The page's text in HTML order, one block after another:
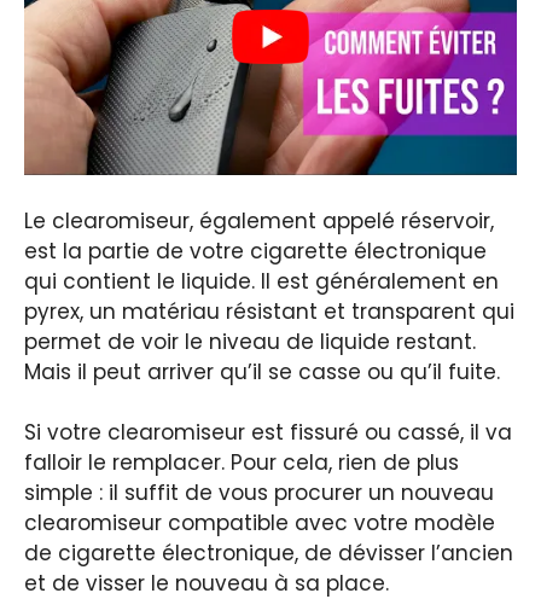
Le clearomiseur, également appelé réservoir,
est la partie de votre cigarette électronique
qui contient le liquide. Il est généralement en
pyrex, un matériau résistant et transparent qui
permet de voir le niveau de liquide restant.
Mais il peut arriver qu’il se casse ou qu’il fuite.
Si votre clearomiseur est fissuré ou cassé, il va
falloir le remplacer. Pour cela, rien de plus
simple : il suffit de vous procurer un nouveau
clearomiseur compatible avec votre modèle
de cigarette électronique, de dévisser l’ancien
et de visser le nouveau à sa place.